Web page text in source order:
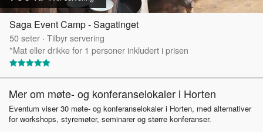
Saga Event Camp - Sagatinget
50seter · Tilbyr servering
*Mat eller drikke for 1 personer inkludert i prisen
Mer om møte- og konferanselokaler i Horten
Eventum viser 30 møte- og konferanselokaler i Horten, med alternativer
for workshops, styremøter, seminarer og større konferanser.